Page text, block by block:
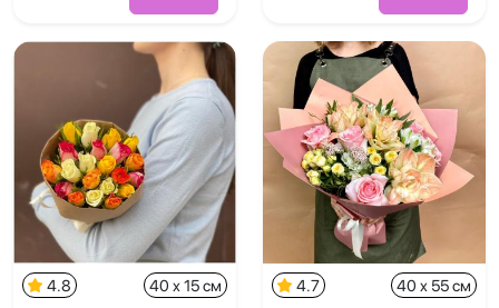
4.8 40 x 15 см 4.7 40 x 55 см